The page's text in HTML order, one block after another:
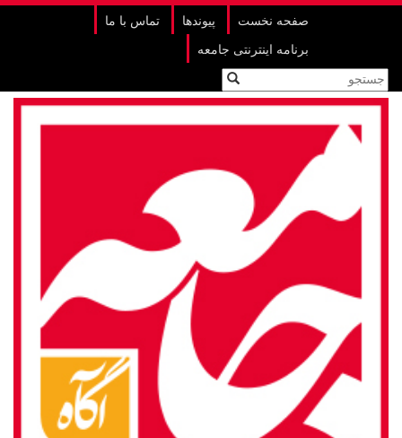
صفحه نخست پیوندها تماس با ما
برنامه اینترنتی جامعه